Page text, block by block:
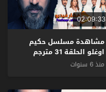
02:09:33
مشاهدة مسلسل حكيم
اوغلو الحلقة 31 مترجم
منذ 6 سنوات